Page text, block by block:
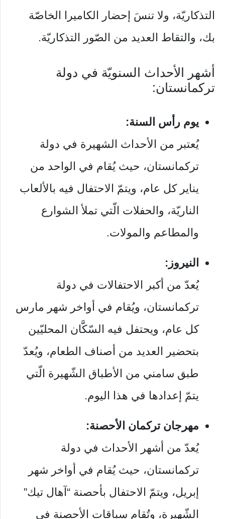
التذكاريّة، ولا تنسَ إحضار الكاميرا الخاصّة
بك، والتقاط العديد من الصّور التذكاريّة.
أشهر الأحداث السنويّة في دولة
تركمانستان:
يوم رأس السنة:
يُعتبر من الأحداث الشهيرة في دولة
تركمانستان، حيث يُقام في الواحد من
يناير كل عام، ويتمّ الاحتفال فيه بالألعاب
الناريّة، والحفلات الّتي تملأ الشوارع
والمطاعم والمولات.
النيروز:
يُعدّ من أكبر الاحتفالات في دولة
تركمانستان، ويُقام في أواخر شهر مارس
كل عام، ويحتفل فيه السّكَّان المحليّين
بتحضير العديد من أصناف الطعام، ويُعدّ
طبق سامني من الأطباق الشّهيرة الّتي
يتمّ إعدادها في هذا اليوم.
مهرجان تركمان الأحصنة:
يُعدّ من أشهر الأحداث في دولة
تركمانستان، حيث يُقام في أواخر شهر
إبريل، ويتمّ الاحتفال بأحصنة “آهال تيك”
الشّهيرة، وتُقام سباقات الأحصنة في